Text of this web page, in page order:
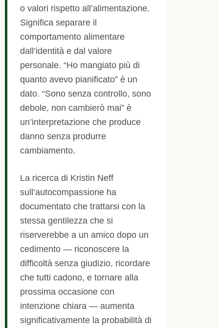
o valori rispetto all’alimentazione.
Significa separare il
comportamento alimentare
dall’identità e dal valore
personale. “Ho mangiato più di
quanto avevo pianificato” è un
dato. “Sono senza controllo, sono
debole, non cambierò mai” è
un’interpretazione che produce
danno senza produrre
cambiamento.
La ricerca di Kristin Neff
sull’autocompassione ha
documentato che trattarsi con la
stessa gentilezza che si
riserverebbe a un amico dopo un
cedimento — riconoscere la
difficoltà senza giudizio, ricordare
che tutti cadono, e tornare alla
prossima occasione con
intenzione chiara — aumenta
significativamente la probabilità di